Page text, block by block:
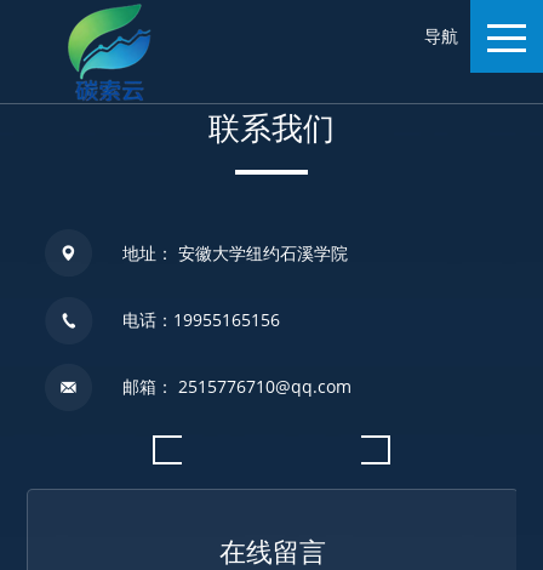
导航
联系我们
地址： 安徽大学纽约石溪学院
电话：19955165156
邮箱： 2515776710@qq.com
在线留言